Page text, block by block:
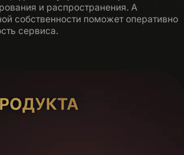
и распространения. А
собственности поможет оперативно
сервиса.​